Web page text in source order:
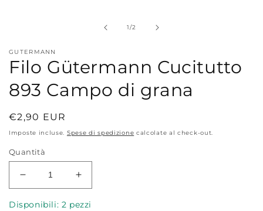
modale
1/su
2
GUTERMANN
Filo Gütermann Cucitutto
893 Campo di grana
Prezzo
di
€2,90 EUR
Imposte incluse. Spese di spedizione calcolate al check-out.
Quantità
Diminuisci
quantità
per
Aumenta
quantità
per
Disponibili: 2 pezzi